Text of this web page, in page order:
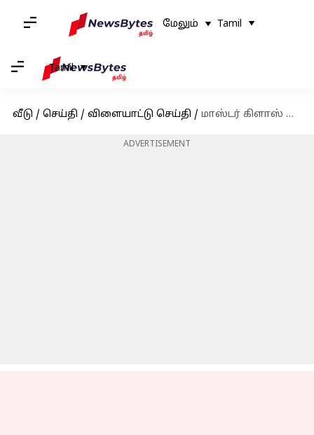
மேலும் Tamil
Tamil
வீடு / செய்தி / விளையாட்டு செய்தி / மாஸ்டர் கிளாஸ் ஆட்டம்: ரோஹித், கோலியின் அபார ஆட்டத்தால் இந்தியாவுக்கு வெற்றி; ஒயிட்வாஷ் அவமானம் தவிர்ப்பு
ADVERTISEMENT